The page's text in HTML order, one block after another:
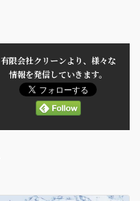
有限会社クリーンより、様々な
情報を発信していきます。